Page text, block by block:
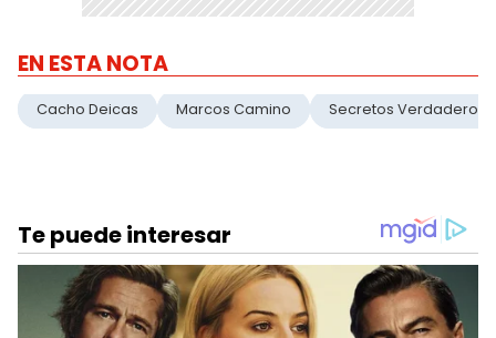
EN ESTA NOTA
Cacho Deicas Marcos Camino Secretos Verdaderos